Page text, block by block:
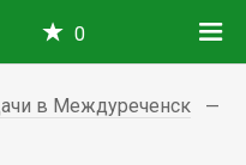
0
в Междуреченск